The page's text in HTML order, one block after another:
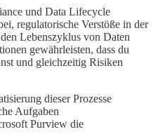
und Data Lifecycle
regulatorische Verstöße in der
Lebenszyklus von Daten
gewährleisten, dass du
und gleichzeitig Risiken
dieser Prozesse
Aufgaben
Purview die